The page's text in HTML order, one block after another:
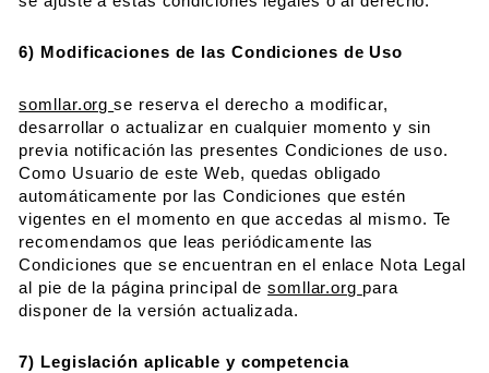
6) Modificaciones de las Condiciones de Uso
somllar.orgse reserva el derecho a modificar,
desarrollar o actualizar en cualquier momento y sin
previa notificación las presentes Condiciones de uso.
Como Usuario de este Web, quedas obligado
automáticamente por las Condiciones que estén
vigentes en el momento en que accedas al mismo. Te
recomendamos que leas periódicamente las
Condiciones que se encuentran en el enlace Nota Legal
al pie de la página principal desomllar.org para
disponer de la versión actualizada.
7) Legislación aplicable y competencia